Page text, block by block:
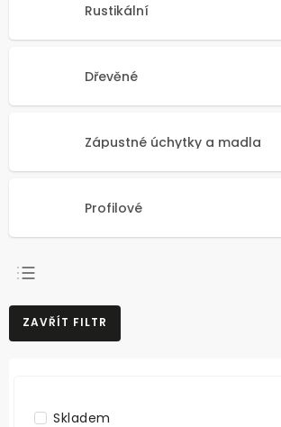
Rustikální
Dřevěné
Zápustné úchytky a madla
Profilové
NEJPRODÁVANĚJŠÍ
NEJLEVNĚJŠÍ
ZAVŘÍT FILTR
Skladem